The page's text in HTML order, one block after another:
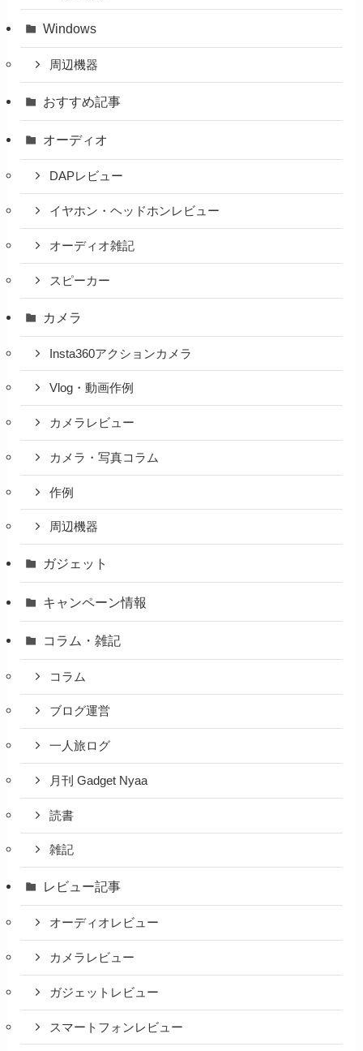
Windows
周辺機器
おすすめ記事
オーディオ
DAPレビュー
イヤホン・ヘッドホンレビュー
オーディオ雑記
スピーカー
カメラ
Insta360アクションカメラ
Vlog・動画作例
カメラレビュー
カメラ・写真コラム
作例
周辺機器
ガジェット
キャンペーン情報
コラム・雑記
コラム
ブログ運営
一人旅ログ
月刊 Gadget Nyaa
読書
雑記
レビュー記事
オーディオレビュー
カメラレビュー
ガジェットレビュー
スマートフォンレビュー